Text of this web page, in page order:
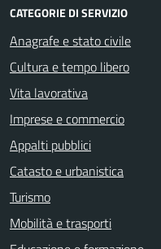
CATEGORIE DI SERVIZIO
Anagrafe e stato civile
Cultura e tempo libero
Vita lavorativa
Imprese e commercio
Appalti pubblici
Catasto e urbanistica
Turismo
Mobilità e trasporti